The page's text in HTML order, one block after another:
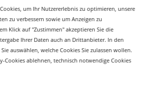
mit DNSSEC zu signieren
zu erhöhen.
um Ihr Nutzererlebnis zu optimieren, unsere
zu verbessern sowie um Anzeigen zu
Klick auf "Zustimmen" akzeptieren Sie die
Ihrer Daten auch an Drittanbieter. In den
auswählen, welche Cookies Sie zulassen wollen.
Cookies ablehnen, technisch notwendige Cookies